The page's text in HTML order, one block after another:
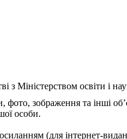
з Міністерством освіти і
фото, зображення та інші
особи.
(для інтернет-